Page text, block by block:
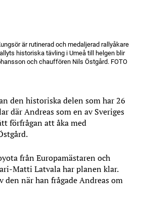
är rutinerad och medaljerad rallyåkare
historiska tävling i Umeå till helgen blir
och chauffören Nils Östgård. FOTO
den historiska delen som har 26
där Andreas som en av Sveriges
förfrågan att åka med
från Europamästaren och
Matti Latvala har planen klar.
den när han frågade Andreas om